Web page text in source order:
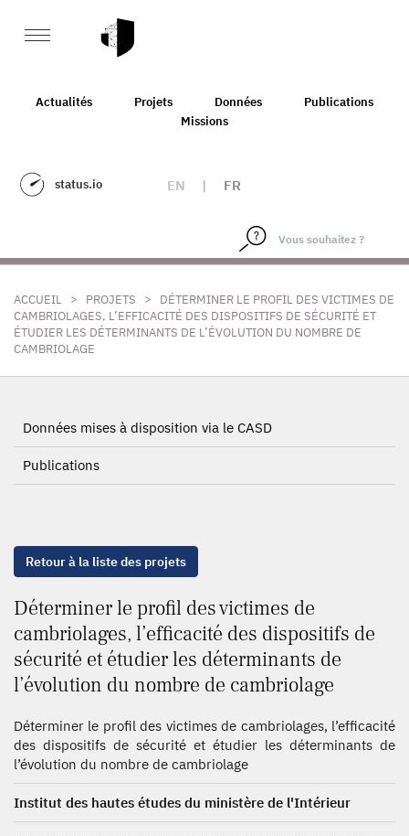
Actualités Projets Données
Publications
Missions
status.io EN | FR
ACCUEIL > PROJETS >
DÉTERMINER LE PROFIL DES VICTIMES DE
CAMBRIOLAGES, L’EFFICACITÉ DES DISPOSITIFS DE SÉCURITÉ ET
ÉTUDIER LES DÉTERMINANTS DE L’ÉVOLUTION DU NOMBRE DE
CAMBRIOLAGE
Données mises à disposition via le CASD
Publications
Retour à la liste des projets
Déterminer le profil des victimes de
cambriolages, l’efficacité des dispositifs de
sécurité et étudier les déterminants de
l’évolution du nombre de cambriolage
Déterminer le profil des victimes de cambriolages, l’efficacité
des dispositifs de sécurité et étudier les déterminants de
l’évolution du nombre de cambriolage
Institut des hautes études du ministère de l'Intérieur